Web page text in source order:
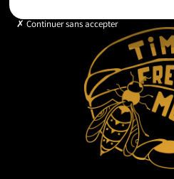
Continuer sans accepter